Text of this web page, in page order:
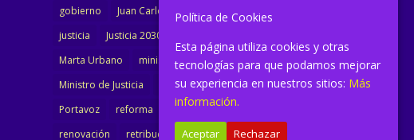
gobierno
Juan Carlos Campo
Jurisprudencia
justicia
Justicia 2030
Marta Urbano
ministerio
Ministra Justicia
Ministro de Justicia
modernización
noticias
Portavoz
reforma
reforma oficina
renovación
retribuciones reunión salarial
Política de Cookies
Esta página utiliza cookies y otras
tecnologías para que podamos mejorar
su experiencia en nuestros sitios: Más
información.
Aceptar Rechazar